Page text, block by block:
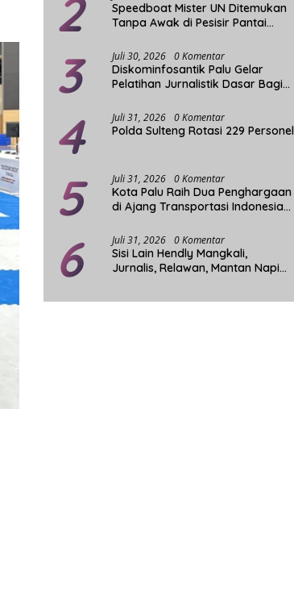
2
Speedboat Mister UN Ditemukan
Tanpa Awak di Pesisir Pantai
3 Juli 30, 2026 0 Komentar
Diskominfosantik Palu Gelar
Pelatihan Jurnalistik Dasar Bagi
4 Juli 31, 2026 0 Komentar
Polda Sulteng Rotasi 229 Personel
5 Juli 31, 2026 0 Komentar
Kota Palu Raih Dua Penghargaan
di Ajang Transportasi Indonesia
6 Juli 31, 2026 0 Komentar
Sisi Lain Hendly Mangkali,
Jurnalis, Relawan, Mantan Napi